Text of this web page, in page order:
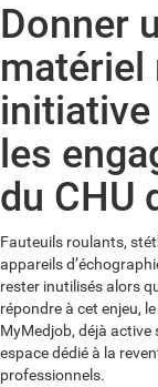
Donner
matériel
initiative
les
du CHU
Fauteuils roulants,
appareils
rester inutilisés alors
répondre à cet enjeu,
MyMedjob, déjà active
espace dédié à la
professionnels.